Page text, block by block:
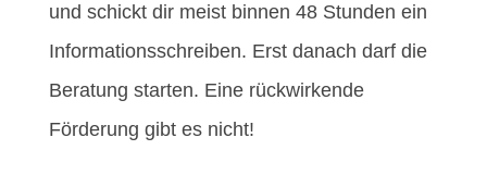
und schickt dir meist binnen 48 Stunden ein
Informationsschreiben. Erst danach darf die
Beratung starten. Eine rückwirkende
Förderung gibt es nicht!